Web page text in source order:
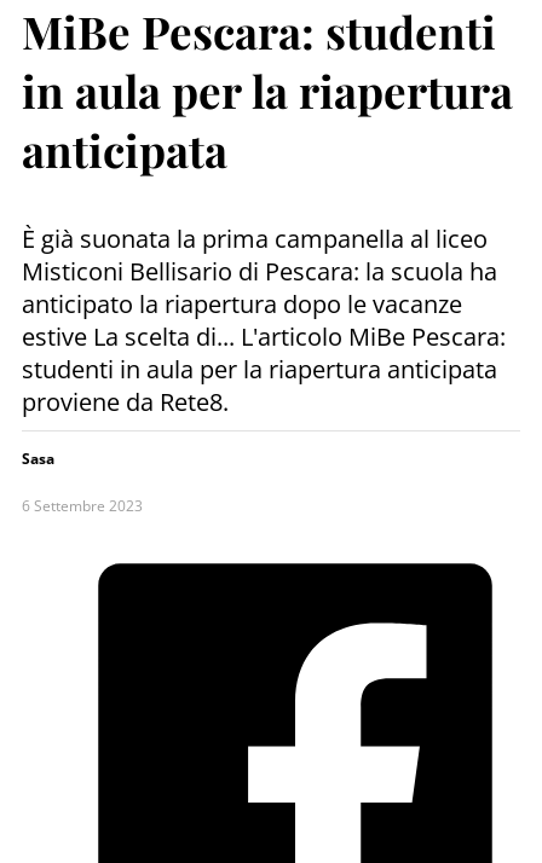
MiBe Pescara: studenti
in aula per la riapertura
anticipata
È già suonata la prima campanella al liceo
Misticoni Bellisario di Pescara: la scuola ha
anticipato la riapertura dopo le vacanze
estive La scelta di... L'articolo MiBe Pescara:
studenti in aula per la riapertura anticipata
proviene da Rete8.
Sasa
6 Settembre 2023